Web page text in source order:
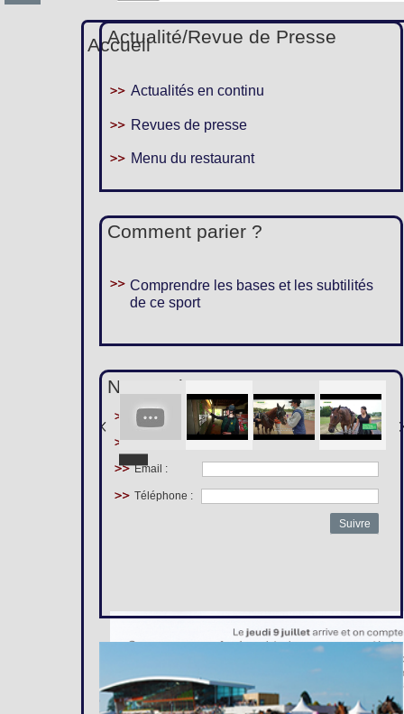
Accueil
Actualité/Revue de Presse
Actualités en continu
Revues de presse
Menu du restaurant
Comment parier ?
Comprendre les bases et les subtilités
de ce sport
Nous suivre :
Prénom :
Nom :
Email :
Téléphone :
Suivre